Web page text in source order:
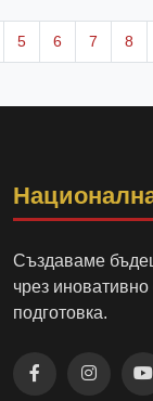
5 6 7 8
Създаваме
чрез
подготовка.